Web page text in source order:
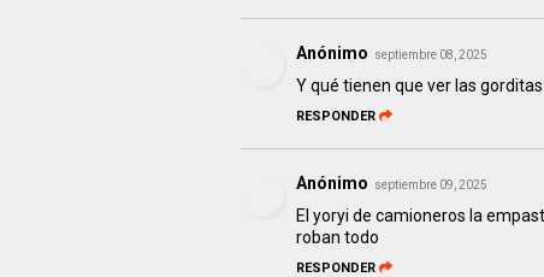
Anónimo septiembre 08, 2025
Y qué tienen que ver las
RESPONDER
Anónimo septiembre 09, 2025
El yoryi de camioneros la
roban todo
RESPONDER